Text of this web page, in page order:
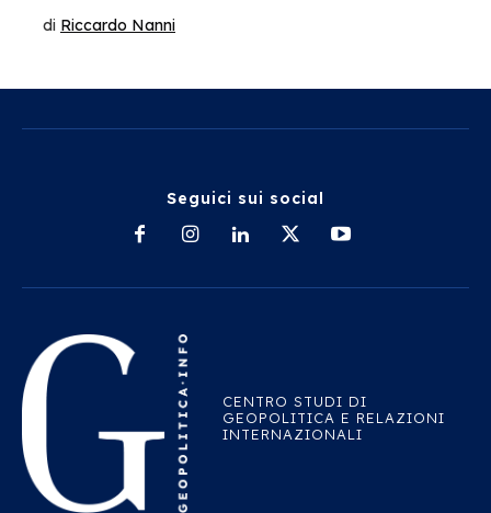
di Riccardo Nanni
Seguici sui social
CENTRO STUDI DI
GEOPOLITICA E RELAZIONI
INTERNAZIONALI